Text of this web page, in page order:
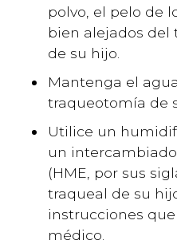
polvo, el pelo de
bien alejados
de su hijo.
Mantenga el
traqueotomía de
Utilice un
un
(HME, por sus
traqueal de su
instrucciones
médico.